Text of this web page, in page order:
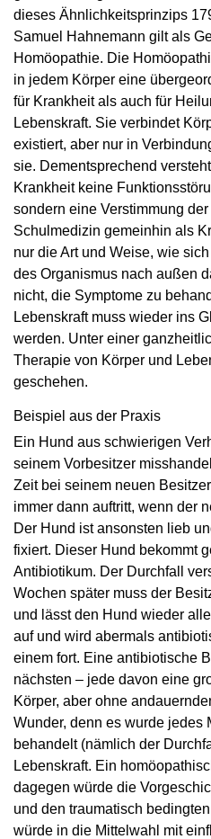
dieses Ähnlichkeitsprinzips
Samuel Hahnemann gilt als
Homöopathie. Die
in jedem Körper eine
für Krankheit als auch für
Lebenskraft. Sie verbindet
existiert, aber nur in
sie. Dementsprechend
Krankheit keine
sondern eine Verstimmung
Schulmedizin gemeinhin als
nur die Art und Weise, wie
des Organismus nach außen
nicht, die Symptome zu
Lebenskraft muss wieder ins
werden. Unter einer
Therapie von Körper und
geschehen.
Beispiel aus der Praxis
Ein Hund aus schwierigen
seinem Vorbesitzer
Zeit bei seinem neuen
immer dann auftritt, wenn der
Der Hund ist ansonsten lieb
fixiert. Dieser Hund bekommt
Antibiotikum. Der Durchfall
Wochen später muss der
und lässt den Hund wieder
auf und wird abermals
einem fort. Eine antibiotische
nächsten – jede davon eine
Körper, aber ohne
Wunder, denn es wurde jedes
behandelt (nämlich der
Lebenskraft. Ein
dagegen würde die
und den traumatisch
würde in die Mittelwahl mit